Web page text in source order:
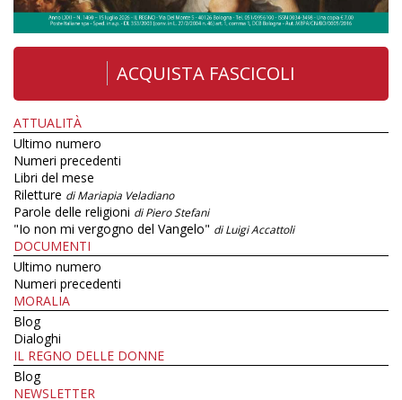
ACQUISTA FASCICOLI
ATTUALITÀ
Ultimo numero
Numeri precedenti
Libri del mese
Riletture di Mariapia Veladiano
Parole delle religioni di Piero Stefani
"Io non mi vergogno del Vangelo" di Luigi Accattoli
DOCUMENTI
Ultimo numero
Numeri precedenti
MORALIA
Blog
Dialoghi
IL REGNO DELLE DONNE
Blog
NEWSLETTER